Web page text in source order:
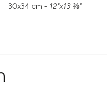
30x34 cm - 12"x13 3⁄8"